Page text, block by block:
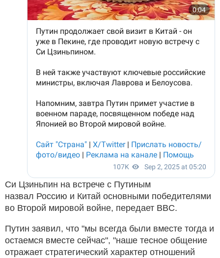
Си Цзиньпин на встрече с Путиным
назвал Россию и Китай основными победителями
во Второй мировой войне, передает BBC.
Путин заявил, что "мы всегда были вместе тогда и
остаемся вместе сейчас", "наше тесное общение
отражает стратегический характер отношений